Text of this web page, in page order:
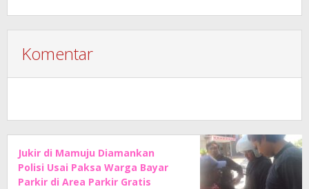
Komentar
Jukir di Mamuju Diamankan
Polisi Usai Paksa Warga Bayar
Parkir di Area Parkir Gratis